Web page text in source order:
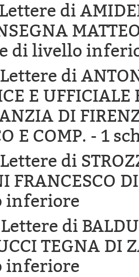
di
di livello
di
E UFFICIALE
DI
E COMP. - 1
di
FRANCESCO
inferiore
di
TEGNA DI
inferiore